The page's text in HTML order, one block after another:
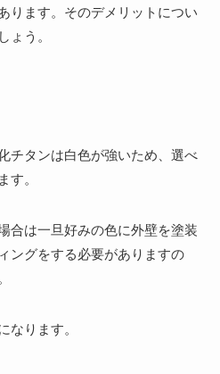
ります。そのデメリットについ
ょう。
チタンは白色が強いため、選べ
す。
合は一旦好みの色に外壁を塗装
ングをする必要がありますの
なります。